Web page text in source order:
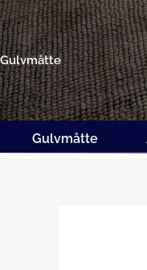
Gå
til
indholdet
Gulvmåtte
Gulvmåtte